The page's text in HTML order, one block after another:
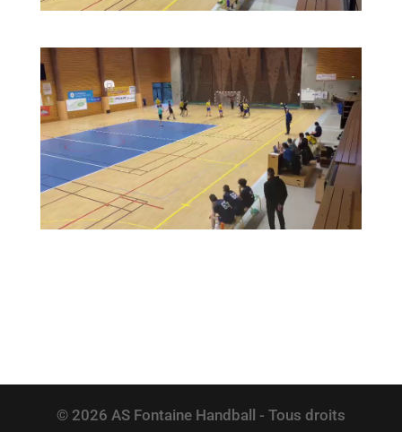
© 2026 AS Fontaine Handball - Tous droits